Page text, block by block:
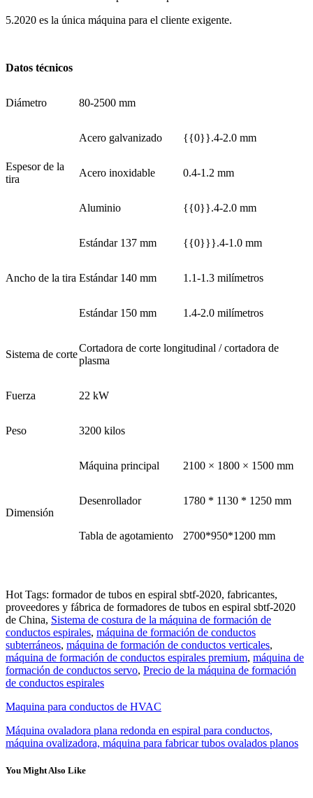
5.2020 es la única máquina para el cliente exigente.
Datos técnicos
Diámetro 80-2500 mm
Espesor de la
tira
Acero galvanizado {{0}}.4-2.0 mm
Acero inoxidable 0.4-1.2 mm
Aluminio {{0}}.4-2.0 mm
Ancho de la tira
Estándar 137 mm {{0}}}.4-1.0 mm
Estándar 140 mm 1.1-1.3 milímetros
Estándar 150 mm 1.4-2.0 milímetros
Sistema de corte
Cortadora de corte longitudinal / cortadora de
plasma
Fuerza 22 kW
Peso 3200 kilos
Dimensión
Máquina principal 2100 × 1800 × 1500 mm
Desenrollador 1780 * 1130 * 1250 mm
Tabla de agotamiento 2700*950*1200 mm
Hot Tags: formador de tubos en espiral sbtf-2020, fabricantes,
proveedores y fábrica de formadores de tubos en espiral sbtf-2020
de China, Sistema de costura de la máquina de formación de
conductos espirales, máquina de formación de conductos
subterráneos, máquina de formación de conductos verticales,
máquina de formación de conductos espirales premium, máquina de
formación de conductos servo, Precio de la máquina de formación
de conductos espirales
Maquina para conductos de HVAC
Máquina ovaladora plana redonda en espiral para conductos,
máquina ovalizadora, máquina para fabricar tubos ovalados planos
You Might Also Like